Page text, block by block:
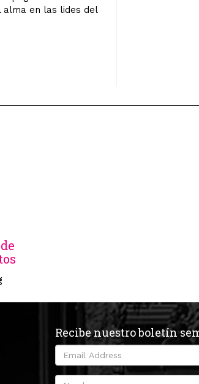
alma en las lides del
Recibe nuestro boletín